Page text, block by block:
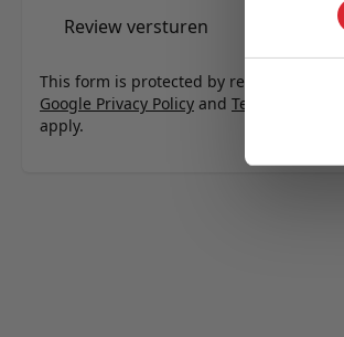
Review versturen
This form is protected by reCAPTCHA - the
Google Privacy Policy and Terms of Service
apply.